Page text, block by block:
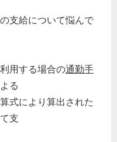
の支給について悩んで
用する場合の通勤手
る
式により算出された
支